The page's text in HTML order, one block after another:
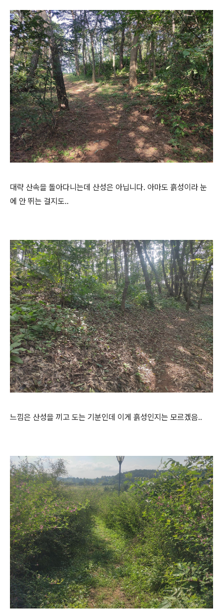
대략 산속을 돌아다니는데 산성은 아닙니다. 아마도 흙성이라 눈
에 안 뛰는 걸지도..
느낌은 산성을 끼고 도는 기분인데 이게 흙성인지는 모르겠음..